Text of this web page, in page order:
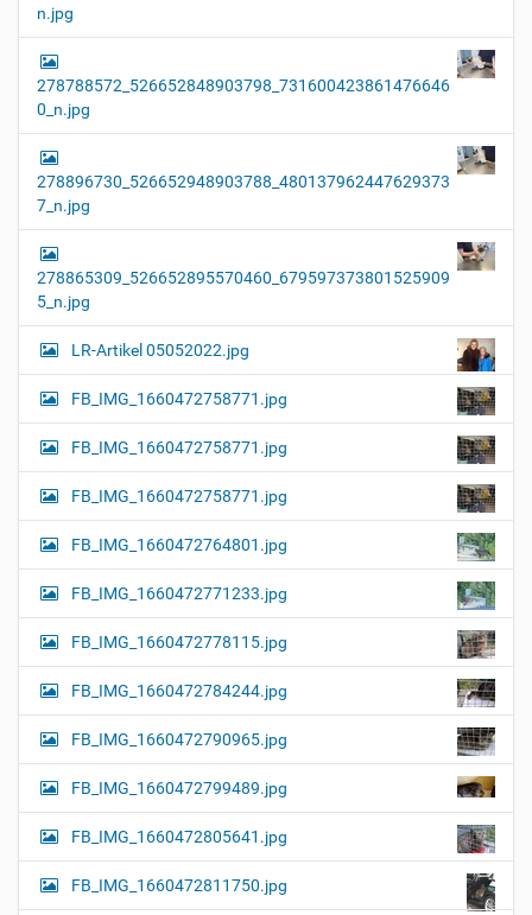
n.jpg
278788572_526652848903798_731600423861476646
0_n.jpg
278896730_526652948903788_480137962447629373
7_n.jpg
278865309_526652895570460_679597373801525909
5_n.jpg
LR-Artikel 05052022.jpg
FB_IMG_1660472758771.jpg
FB_IMG_1660472758771.jpg
FB_IMG_1660472758771.jpg
FB_IMG_1660472764801.jpg
FB_IMG_1660472771233.jpg
FB_IMG_1660472778115.jpg
FB_IMG_1660472784244.jpg
FB_IMG_1660472790965.jpg
FB_IMG_1660472799489.jpg
FB_IMG_1660472805641.jpg
FB_IMG_1660472811750.jpg